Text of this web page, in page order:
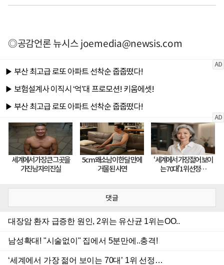
◎공감언론 뉴시스joemedia@newsis.com
댓글